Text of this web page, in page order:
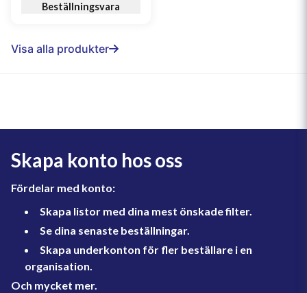
Beställningsvara
Visa alla produkter
Skapa konto hos oss
Fördelar med konto:
Skapa listor med dina mest önskade filter.
Se dina senaste beställningar.
Skapa underkonton för fler beställare i en
organisation.
Och mycket mer.